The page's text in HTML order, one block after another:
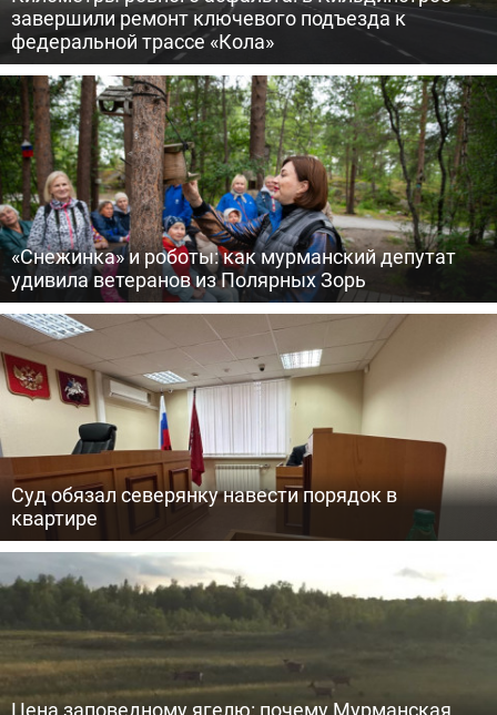
завершили ремонт ключевого подъезда к
федеральной трассе «Кола»
«Снежинка» и роботы: как мурманский депутат
удивила ветеранов из Полярных Зорь
Суд обязал северянку навести порядок в
квартире
Цена заповедному ягелю: почему Мурманская